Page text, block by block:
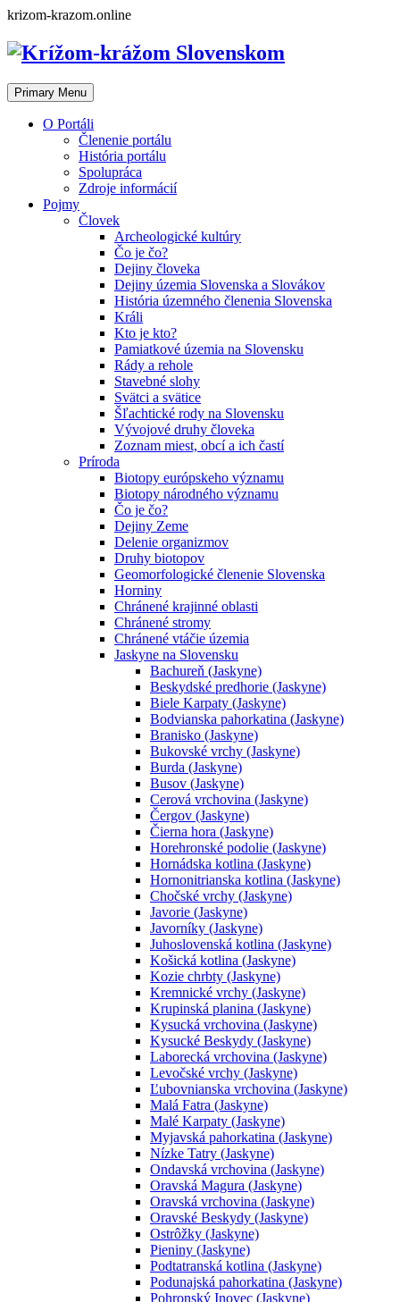
Skip
content
krizom-krazom.online
Primary Menu
O Portáli
Členenie portálu
História portálu
Spolupráca
Zdroje informácií
Pojmy
Človek
Archeologické kultúry
Čo je čo?
Dejiny človeka
Dejiny územia Slovenska a Slovákov
História územného členenia Slovenska
Králi
Kto je kto?
Pamiatkové územia na Slovensku
Rády a rehole
Stavebné slohy
Svätci a svätice
Šľachtické rody na Slovensku
Vývojové druhy človeka
Zoznam miest, obcí a ich častí
Príroda
Biotopy európskeho významu
Biotopy národného významu
Čo je čo?
Dejiny Zeme
Delenie organizmov
Druhy biotopov
Geomorfologické členenie Slovenska
Horniny
Chránené krajinné oblasti
Chránené stromy
Chránené vtáčie územia
Jaskyne na Slovensku
Bachureň (Jaskyne)
Beskydské predhorie (Jaskyne)
Biele Karpaty (Jaskyne)
Bodvianska pahorkatina (Jaskyne)
Branisko (Jaskyne)
Bukovské vrchy (Jaskyne)
Burda (Jaskyne)
Busov (Jaskyne)
Cerová vrchovina (Jaskyne)
Čergov (Jaskyne)
Čierna hora (Jaskyne)
Horehronské podolie (Jaskyne)
Hornádska kotlina (Jaskyne)
Hornonitrianska kotlina (Jaskyne)
Chočské vrchy (Jaskyne)
Javorie (Jaskyne)
Javorníky (Jaskyne)
Juhoslovenská kotlina (Jaskyne)
Košická kotlina (Jaskyne)
Kozie chrbty (Jaskyne)
Kremnické vrchy (Jaskyne)
Krupinská planina (Jaskyne)
Kysucká vrchovina (Jaskyne)
Kysucké Beskydy (Jaskyne)
Laborecká vrchovina (Jaskyne)
Levočské vrchy (Jaskyne)
Ľubovnianska vrchovina (Jaskyne)
Malá Fatra (Jaskyne)
Malé Karpaty (Jaskyne)
Myjavská pahorkatina (Jaskyne)
Nízke Tatry (Jaskyne)
Ondavská vrchovina (Jaskyne)
Oravská Magura (Jaskyne)
Oravská vrchovina (Jaskyne)
Oravské Beskydy (Jaskyne)
Ostrôžky (Jaskyne)
Pieniny (Jaskyne)
Podtatranská kotlina (Jaskyne)
Podunajská pahorkatina (Jaskyne)
Pohronský Inovec (Jaskyne)